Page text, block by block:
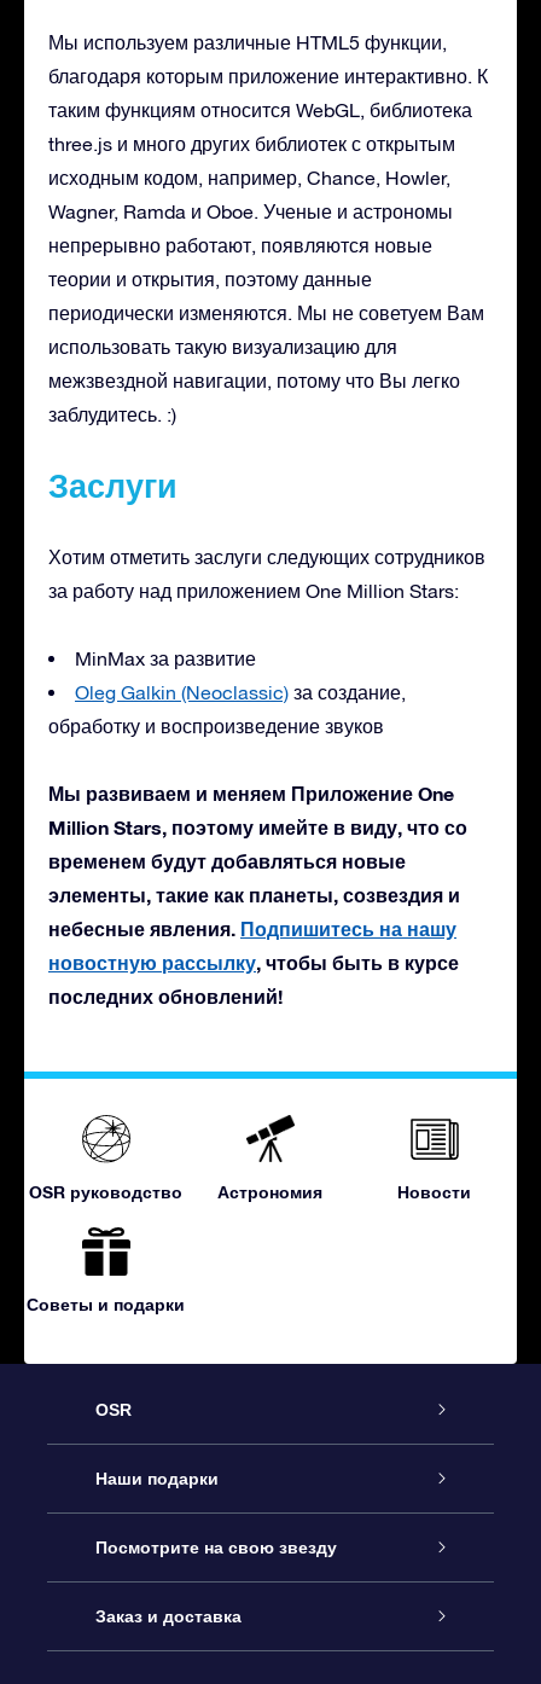
Мы используем различные HTML5 функции,
благодаря которым приложение интерактивно. К
таким функциям относится WebGL, библиотека
three.js и много других библиотек с открытым
исходным кодом, например, Chance, Howler,
Wagner, Ramda и Oboe. Ученые и астрономы
непрерывно работают, появляются новые
теории и открытия, поэтому данные
периодически изменяются. Мы не советуем Вам
использовать такую визуализацию для
межзвездной навигации, потому что Вы легко
заблудитесь. :)
Заслуги
Хотим отметить заслуги следующих сотрудников
за работу над приложением One Million Stars:
MinMax за развитие
Oleg Galkin (Neoclassic) за создание,
обработку и воспроизведение звуков
Мы развиваем и меняем Приложение One
Million Stars, поэтому имейте в виду, что со
временем будут добавляться новые
элементы, такие как планеты, созвездия и
небесные явления. Подпишитесь на нашу
новостную рассылку, чтобы быть в курсе
последних обновлений!
OSR руководство Астрономия Новости
Советы и подарки
OSR
Обслуживание
Как с нами связаться
Блог
Наши подарки
Онлайн подарок Online Star Gift
Подарочный набор OSR
Посмотрите на свою звезду
Звездный реестр
Заказ и доставка